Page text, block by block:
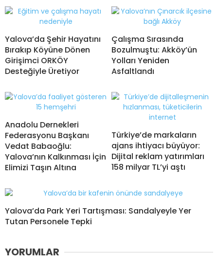
Yalova’da Şehir Hayatını
Bırakıp Köyüne Dönen
Girişimci ORKÖY
Desteğiyle Üretiyor
Çalışma Sırasında
Bozulmuştu: Akköy’ün
Yolları Yeniden
Asfaltlandı
Anadolu Dernekleri
Federasyonu Başkanı
Vedat Babaoğlu:
Yalova’nın Kalkınması İçin
Elimizi Taşın Altına
Türkiye’de markaların
ajans ihtiyacı büyüyor:
Dijital reklam yatırımları
158 milyar TL’yi aştı
Yalova’da Park Yeri Tartışması: Sandalyeyle Yer
Tutan Personele Tepki
YORUMLAR